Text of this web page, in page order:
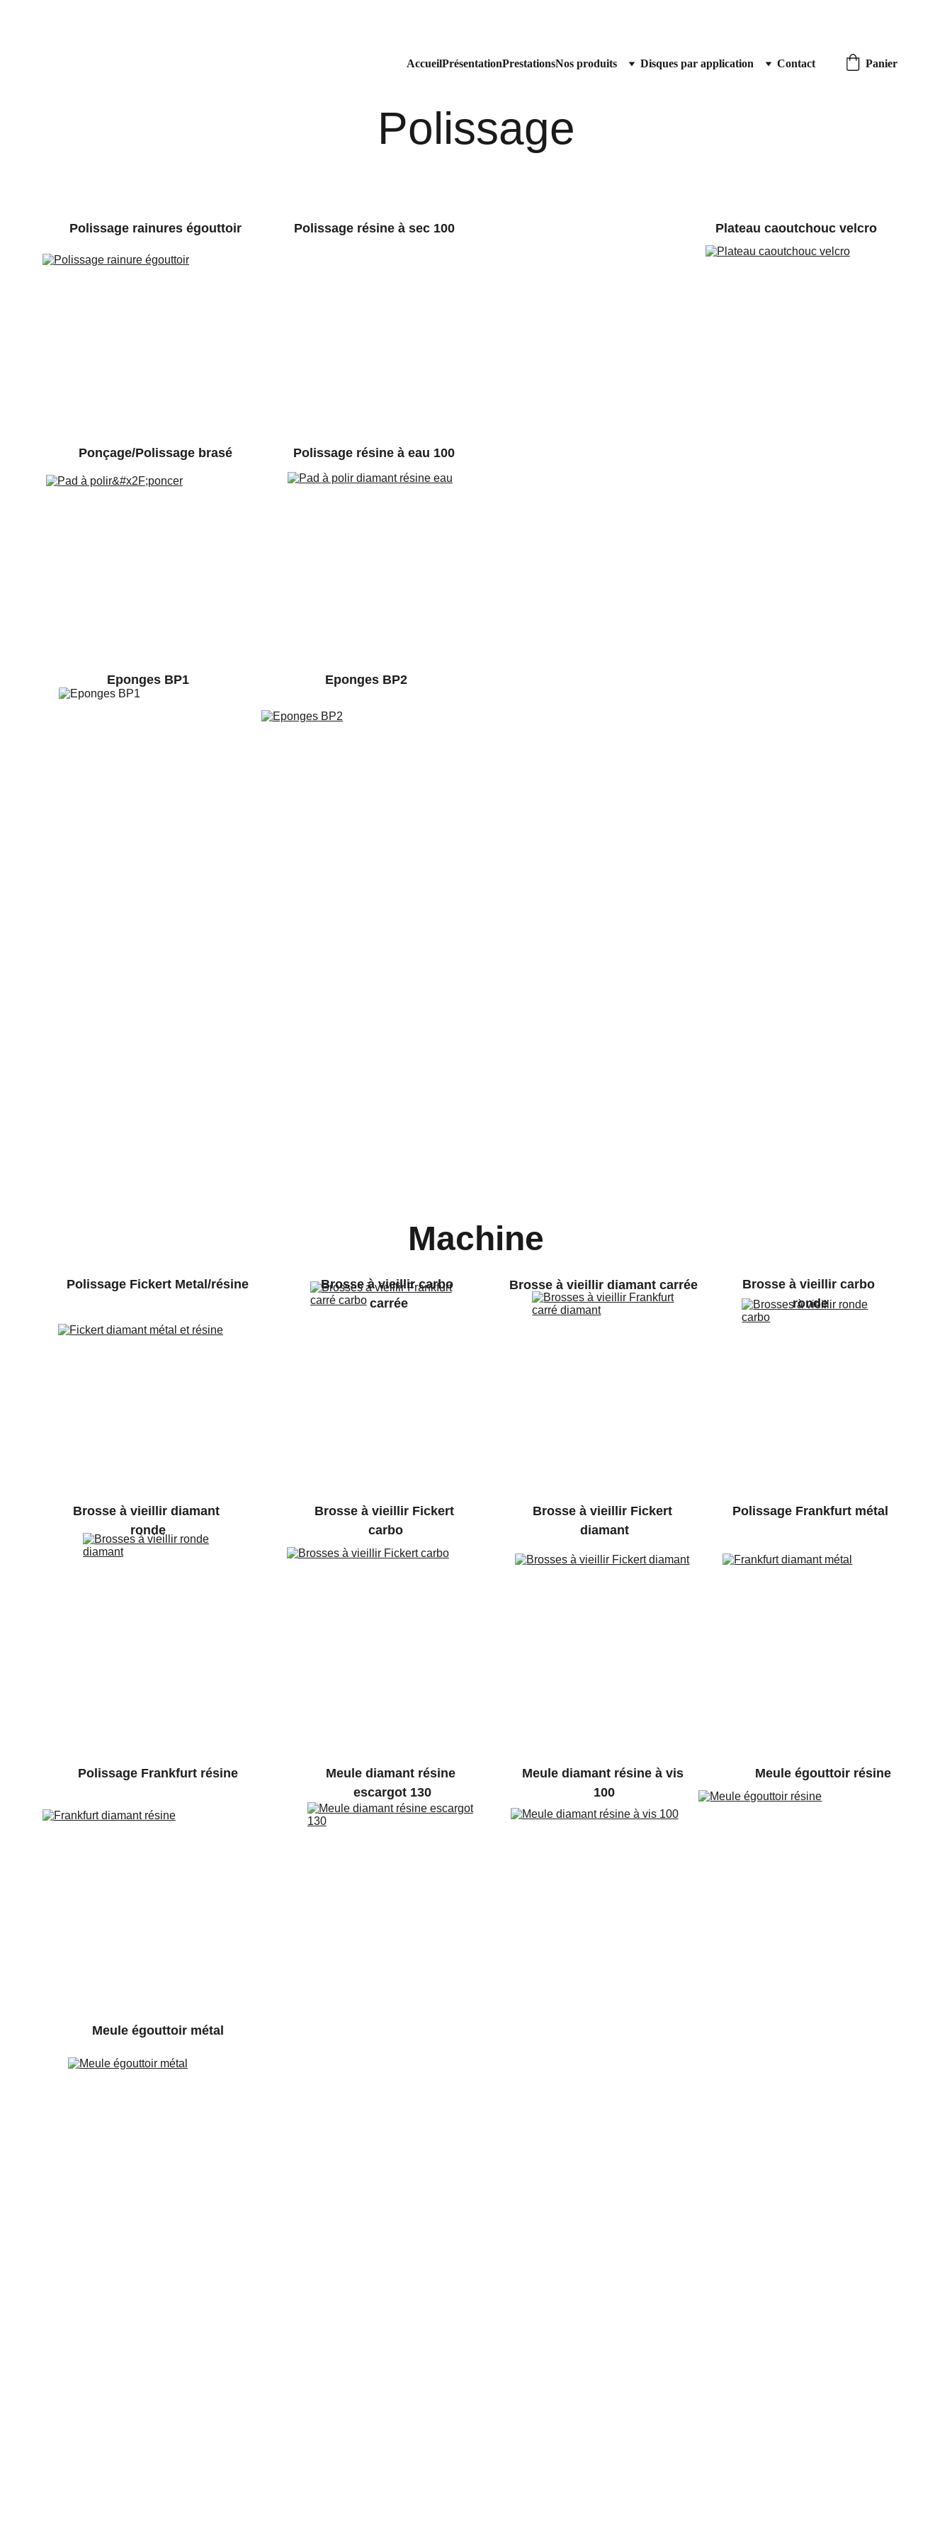
AccueilPrésentationPrestationsNos produits Disques par application Contact Panier
Polissage
Polissage rainures égouttoir Polissage résine à sec 100
Polissage résine à eau 100
Plateau caoutchouc velcro
Ponçage/Polissage brasé
Eponges BP1 Eponges BP2
Machine
Polissage Fickert Metal/résine
Brosse à vieillir carbo
carrée
Brosse à vieillir diamant carrée
Brosse à vieillir carbo
ronde
Brosse à vieillir diamant
ronde
Brosse à vieillir Fickert
carbo
Brosse à vieillir Fickert
diamant
Polissage Frankfurt métal
Polissage Frankfurt résine
Meule diamant résine
escargot 130
Meule diamant résine à vis
100
Meule égouttoir résine
Meule égouttoir métal